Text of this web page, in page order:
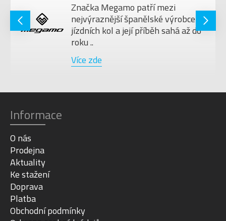
Značka Megamo patří mezi
nejvýraznější španělské výrobce
jízdních kol a její příběh sahá až do
roku ..
Více zde
Informace
O nás
Prodejna
Aktuality
Ke stažení
Doprava
Platba
Obchodní podmínky